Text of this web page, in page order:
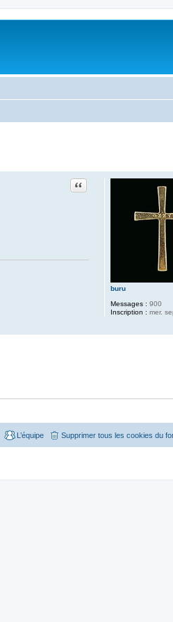
buru
Messages : 900
Inscription : mer.
Citer
Supprimer tous les cookies du
L’équipe